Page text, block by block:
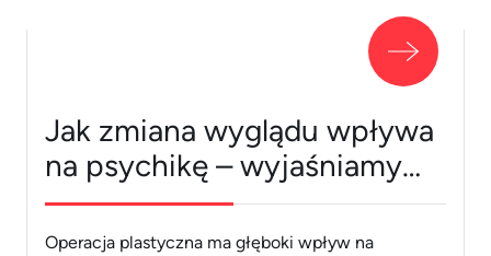
Jak zmiana wyglądu wpływa
na psychikę – wyjaśniamy
psychologię operacji
plastycznej
Operacja plastyczna ma głęboki wpływ na